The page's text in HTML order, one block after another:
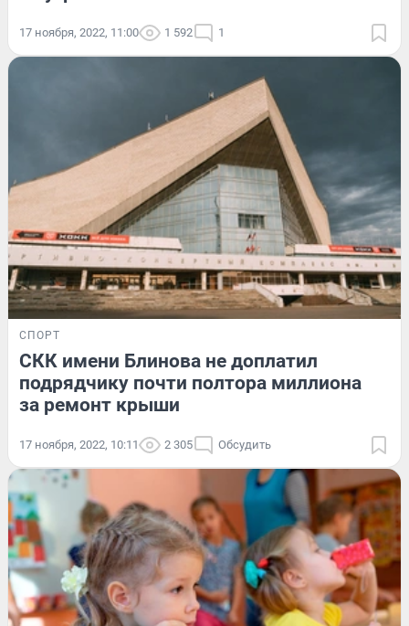
17 ноября, 2022, 11:00 1 592 1
СПОРТ
СКК имени Блинова не доплатил
подрядчику почти полтора миллиона
за ремонт крыши
17 ноября, 2022, 10:11 2 305 Обсудить